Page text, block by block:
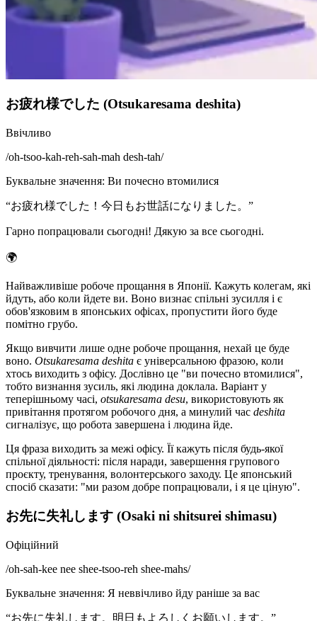
お疲れ様でした (Otsukaresama deshita)
Ввічливо
/oh-tsoo-kah-reh-sah-mah desh-tah/
Буквальне значення: Ви почесно втомилися
“お疲れ様でした！今日もお世話になりました。 ”
Гарно попрацювали сьогодні! Дякую за все сьогодні.
🌍
Найважливіше робоче прощання в Японії. Кажуть колегам, які
йдуть, або коли йдете ви. Воно визнає спільні зусилля і є
обов'язковим в японських офісах, пропустити його буде
помітно грубо.
Якщо вивчити лише одне робоче прощання, нехай це буде
воно. Otsukaresama deshita є універсальною фразою, коли
хтось виходить з офісу. Дослівно це "ви почесно втомилися",
тобто визнання зусиль, які людина доклала. Варіант у
теперішньому часі, otsukaresama desu, використовують як
привітання протягом робочого дня, а минулий час deshita
сигналізує, що робота завершена і людина йде.
Ця фраза виходить за межі офісу. Її кажуть після будь-якої
спільної діяльності: після наради, завершення групового
проєкту, тренування, волонтерського заходу. Це японський
спосіб сказати: "ми разом добре попрацювали, і я це ціную".
お先に失礼します (Osaki ni shitsurei shimasu)
Офіційний
/oh-sah-kee nee shee-tsoo-reh shee-mahs/
Буквальне значення: Я неввічливо йду раніше за вас
“お先に失礼します。明日もよろしくお願いします。 ”